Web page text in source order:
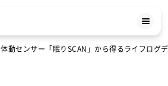
体動センサー「眠りSCAN」から得るライフログ